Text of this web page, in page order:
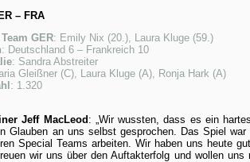
– FRA
GER: Emily Nix (20.), Laura Kluge (59.)
: Deutschland 6 – Frankreich 10
: Sandra Abstreiter
Gleißner (C), Laura Kluge (A), Ronja Hark (A)
: 1.320
Jeff MacLeod : „Wir wussten, dass es ein
Glauben an uns selbst gesprochen. Das Spiel
Special Teams arbeiten. Wir haben uns heute
wir uns über den Auftakterfolg und wollen